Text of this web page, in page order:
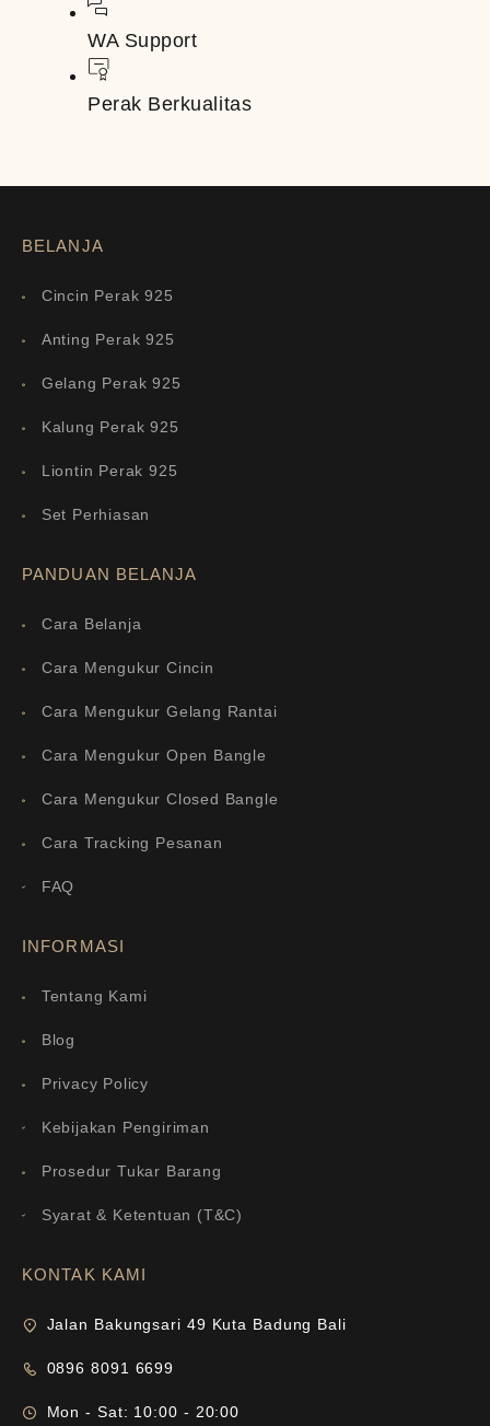
WA Support
Perak Berkualitas
BELANJA
Cincin Perak 925
Anting Perak 925
Gelang Perak 925
Kalung Perak 925
Liontin Perak 925
Set Perhiasan
PANDUAN BELANJA
Cara Belanja
Cara Mengukur Cincin
Cara Mengukur Gelang Rantai
Cara Mengukur Open Bangle
Cara Mengukur Closed Bangle
Cara Tracking Pesanan
FAQ
INFORMASI
Tentang Kami
Blog
Privacy Policy
Kebijakan Pengiriman
Prosedur Tukar Barang
Syarat & Ketentuan (T&C)
KONTAK KAMI
Jalan Bakungsari 49 Kuta Badung Bali
0896 8091 6699
Mon - Sat: 10:00 - 20:00